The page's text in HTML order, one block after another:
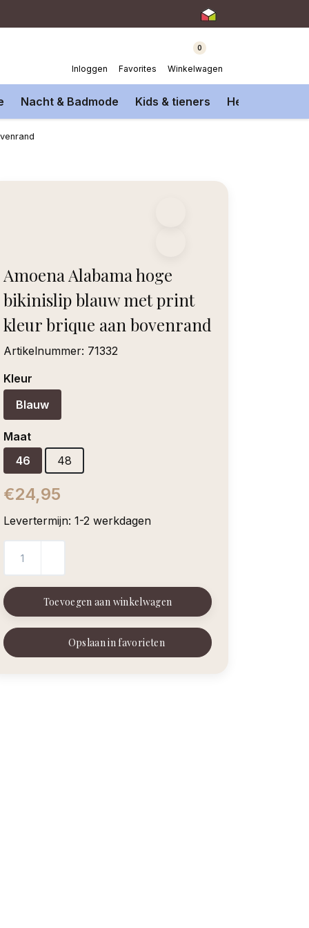
Inloggen Favorites
0
Winkelwagen
Nacht & Badmode Kids & tieners Heren
Amoena Alabama hoge
bikinislip blauw met print
kleur brique aan bovenrand
Artikelnummer: 71332
Kleur
Blauw
Maat
46
48
€24,95
Levertermijn: 1-2 werkdagen
Toevoegen aan winkelwagen
Opslaan in favorieten